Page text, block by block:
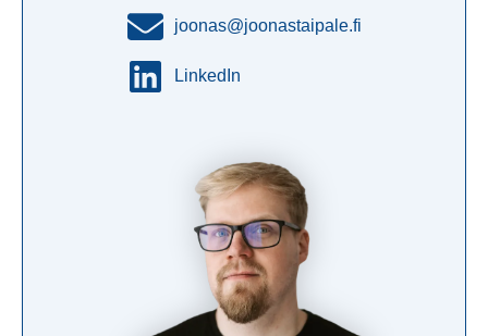
joonas@joonastaipale.fi
LinkedIn